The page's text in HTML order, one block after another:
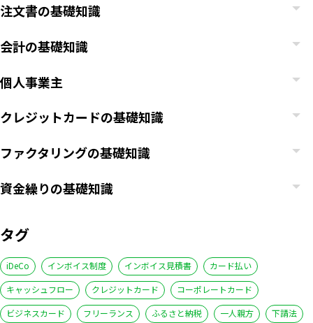
注文書の基礎知識
会計の基礎知識
個人事業主
クレジットカードの基礎知識
ファクタリングの基礎知識
資金繰りの基礎知識
タグ
iDeCo インボイス制度 インボイス見積書
カード払い
キャッシュフロー
クレジットカード
コーポレートカード
ビジネスカード
フリーランス ふるさと納税 一人親方
下請法